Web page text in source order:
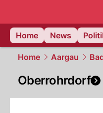
Home
News
Home Aargau
Oberrohrdorf